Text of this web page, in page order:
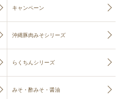
キャンペーン
沖縄豚肉みそシリーズ
らくちんシリーズ
みそ・酢みそ・醤油